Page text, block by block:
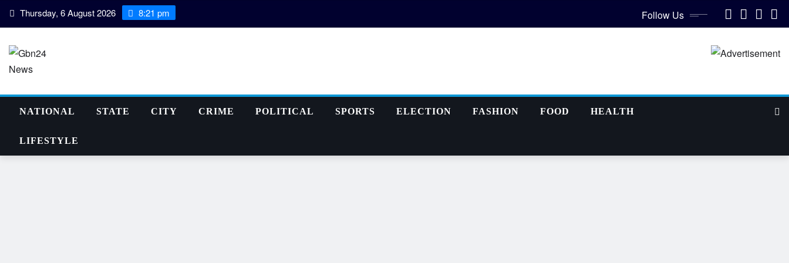
Skip Thursday, 6 August 2026 8:21 pm Follow Us
NATIONAL STATE CITY CRIME POLITICAL SPORTS ELECTION FASHION FOOD HEALTH
LIFESTYLE